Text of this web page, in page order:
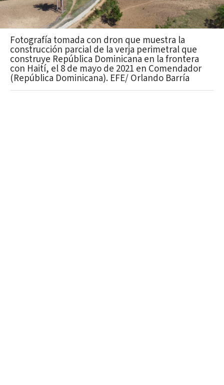
Fotografía tomada con dron que muestra la
construcción parcial de la verja perimetral que
construye República Dominicana en la frontera
con Haití, el 8 de mayo de 2021 en Comendador
(República Dominicana). EFE/ Orlando Barría